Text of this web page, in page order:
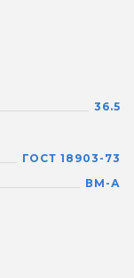
36.5
ГОСТ 18903-73
ВМ-А